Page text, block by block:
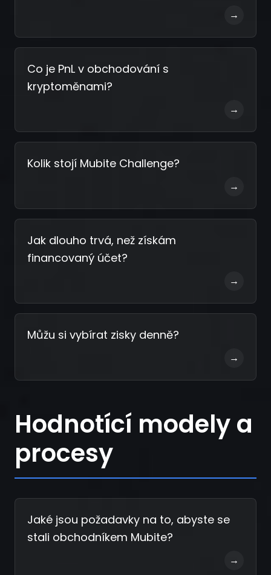
→
Co je PnL v obchodování s
kryptoměnami?
→
Kolik stojí Mubite Challenge?
→
Jak dlouho trvá, než získám
financovaný účet?
→
Můžu si vybírat zisky denně?
→
Hodnotící modely a
procesy
Jaké jsou požadavky na to, abyste se
stali obchodníkem Mubite?
→